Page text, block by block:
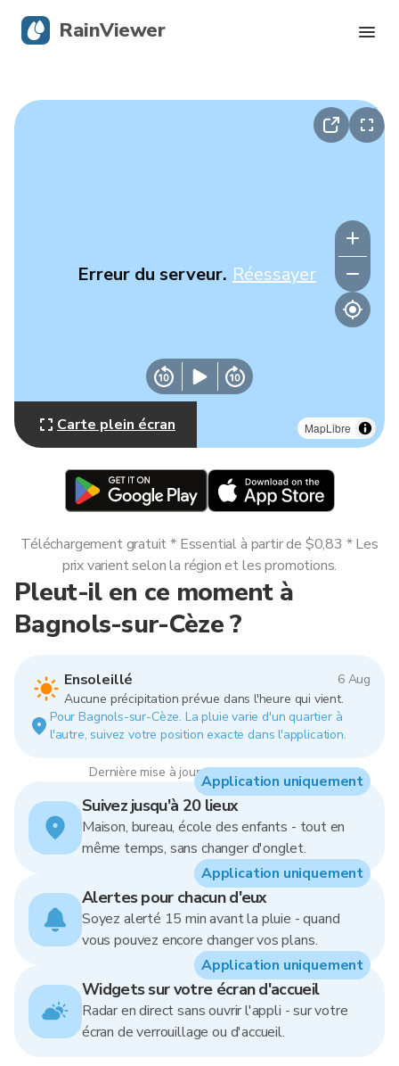
MapLibre
Erreur du serveur. Réessayer
Carte plein écran
Pleut-il en ce moment à
Bagnols-sur-Cèze ?
Ensoleillé
6 Aug
Aucune précipitation prévue dans l'heure qui vient.
Pour Bagnols-sur-Cèze. La pluie varie d'un quartier à
l'autre, suivez votre position exacte dans l'application.
Dernière mise à jour : 16:00, 6 Aug 2026
Téléchargement gratuit * Essential à partir de $0,83 * Les
prix varient selon la région et les promotions.
Suivez jusqu'à 20 lieux
Maison, bureau, école des enfants - tout en
même temps, sans changer d'onglet.
Application uniquement
Alertes pour chacun d'eux
Soyez alerté 15 min avant la pluie - quand
vous pouvez encore changer vos plans.
Application uniquement
Widgets sur votre écran d'accueil
Radar en direct sans ouvrir l'appli - sur votre
écran de verrouillage ou d'accueil.
Application uniquement
RainViewer